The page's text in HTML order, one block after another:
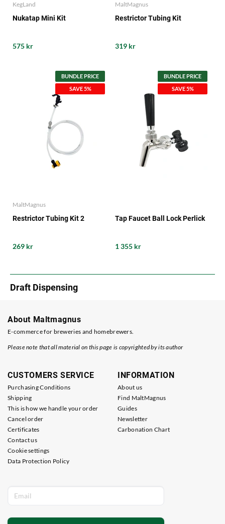
KegLand
Nukatap Mini Kit
575 kr
MaltMagnus
Restrictor Tubing Kit
319 kr
BUNDLE PRICE
SAVE 5%
MaltMagnus
Restrictor Tubing Kit 2
269 kr
BUNDLE PRICE
SAVE 5%
Tap Faucet Ball Lock Perlick
1 355 kr
Draft Dispensing
About Maltmagnus
E-commerce for breweries and homebrewers.
Please note that all material on this page is copyrighted by its author
CUSTOMERS SERVICE
Purchasing Conditions
Shipping
This is how we handle your order
Cancel order
Certificates
Contact us
Cookie settings
Data Protection Policy
INFORMATION
About us
Find MaltMagnus
Guides
Newsletter
Carbonation Chart